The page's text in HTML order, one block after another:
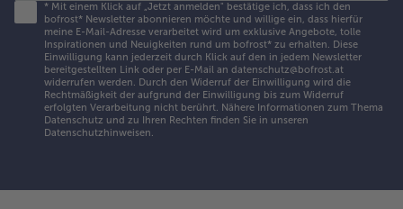
* Mit einem Klick auf „Jetzt anmelden" bestätige ich, dass ich den
bofrost* Newsletter abonnieren möchte und willige ein, dass hierfür
meine E-Mail-Adresse verarbeitet wird um exklusive Angebote, tolle
Inspirationen und Neuigkeiten rund um bofrost* zu erhalten. Diese
Einwilligung kann jederzeit durch Klick auf den in jedem Newsletter
bereitgestellten Link oder per E-Mail an datenschutz@bofrost.at
widerrufen werden. Durch den Widerruf der Einwilligung wird die
Rechtmäßigkeit der aufgrund der Einwilligung bis zum Widerruf
erfolgten Verarbeitung nicht berührt. Nähere Informationen zum Thema
Datenschutz und zu Ihren Rechten finden Sie in unseren
Datenschutzhinweisen.